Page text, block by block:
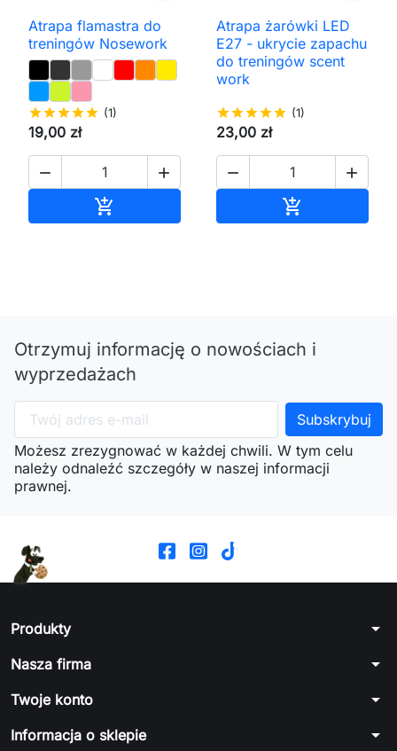
Atrapa flamastra do
treningów Nosework
starstarstarstarstar (1)
19,00 zł
 

Atrapa żarówki LED
E27 - ukrycie zapachu
do treningów scent
work
starstarstarstarstar (1)
23,00 zł
 

Otrzymuj informację o nowościach i
wyprzedażach
Możesz zrezygnować w każdej chwili. W tym celu
należy odnaleźć szczegóły w naszej informacji
prawnej.
Produkty arrow_drop_down
Nasza firma arrow_drop_down
Twoje konto arrow_drop_down
Informacja o sklepie arrow_drop_down